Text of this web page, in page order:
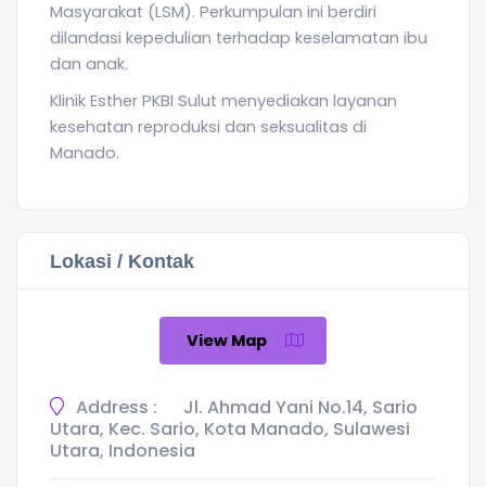
Masyarakat (LSM). Perkumpulan ini berdiri
dilandasi kepedulian terhadap keselamatan ibu
dan anak.
Klinik Esther PKBI Sulut menyediakan layanan
kesehatan reproduksi dan seksualitas di
Manado.
Lokasi / Kontak
View Map
Address :
Jl. Ahmad Yani No.14, Sario
Utara, Kec. Sario, Kota Manado, Sulawesi
Utara, Indonesia